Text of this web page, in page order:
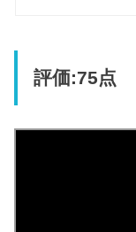
評価:75点